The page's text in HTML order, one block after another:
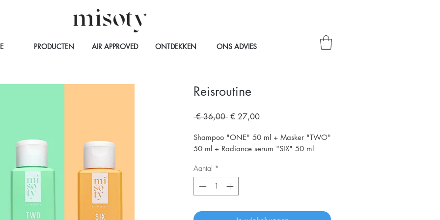
PRODUCTEN AIR APPROVED ONTDEKKEN ONS ADVIES
Reisroutine
€ 36,00 Normale
€ 27,00Verkoopprijs
Shampoo "ONE" 50 ml + Masker "TWO"
50 ml + Radiance serum "SIX" 50 ml
Aantal *